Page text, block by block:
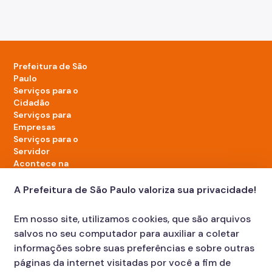
Prefeitura de São
Paulo
Serviços para o
Cidadão
Serviços para
Empresas
Serviços para o
Servidor
Acontece na
LinkedIn da Prefeitura de São Paulo
TikTok da Prefeitura de São Paulo
YouTube da Prefeitura de São Paulo
X da Prefeitura de São Paulo
Instagram da Prefeitura de São Paulo
Facebook da Prefeitura de São Paulo
Diário Oficial
A Prefeitura de São Paulo valoriza sua privacidade!
Em nosso site, utilizamos cookies, que são arquivos
salvos no seu computador para auxiliar a coletar
informações sobre suas preferências e sobre outras
páginas da internet visitadas por você a fim de